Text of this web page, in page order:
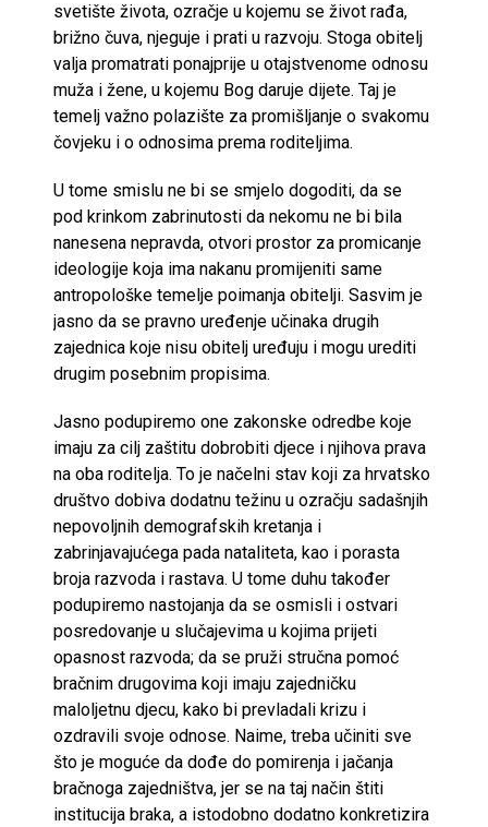
svetište života, ozračje u kojemu se život rađa,
brižno čuva, njeguje i prati u razvoju. Stoga obitelj
valja promatrati ponajprije u otajstvenome odnosu
muža i žene, u kojemu Bog daruje dijete. Taj je
temelj važno polazište za promišljanje o svakomu
čovjeku i o odnosima prema roditeljima.
U tome smislu ne bi se smjelo dogoditi, da se
pod krinkom zabrinutosti da nekomu ne bi bila
nanesena nepravda, otvori prostor za promicanje
ideologije koja ima nakanu promijeniti same
antropološke temelje poimanja obitelji. Sasvim je
jasno da se pravno uređenje učinaka drugih
zajednica koje nisu obitelj uređuju i mogu urediti
drugim posebnim propisima.
Jasno podupiremo one zakonske odredbe koje
imaju za cilj zaštitu dobrobiti djece i njihova prava
na oba roditelja. To je načelni stav koji za hrvatsko
društvo dobiva dodatnu težinu u ozračju sadašnjih
nepovoljnih demografskih kretanja i
zabrinjavajućega pada nataliteta, kao i porasta
broja razvoda i rastava. U tome duhu također
podupiremo nastojanja da se osmisli i ostvari
posredovanje u slučajevima u kojima prijeti
opasnost razvoda; da se pruži stručna pomoć
bračnim drugovima koji imaju zajedničku
maloljetnu djecu, kako bi prevladali krizu i
ozdravili svoje odnose. Naime, treba učiniti sve
što je moguće da dođe do pomirenja i jačanja
bračnoga zajedništva, jer se na taj način štiti
institucija braka, a istodobno dodatno konkretizira